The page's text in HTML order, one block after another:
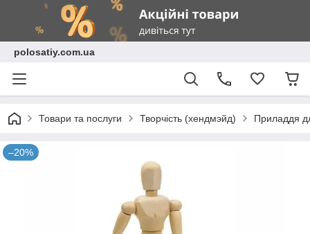
polosatiy.com.ua
Товари та послуги Творчість (хендмэйд) Приладдя
–20%